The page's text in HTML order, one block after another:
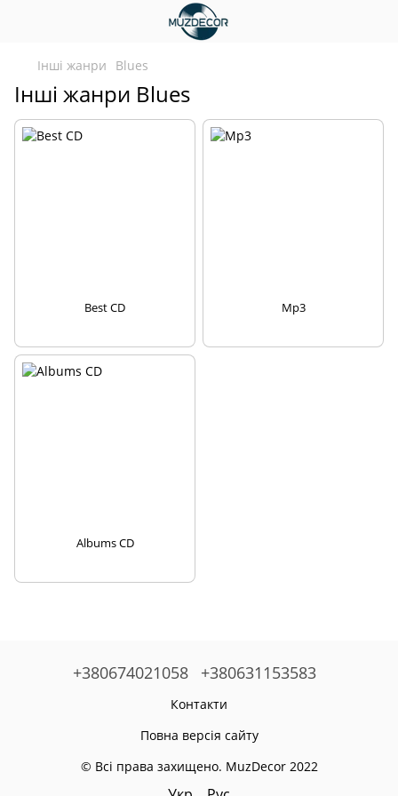
Інші жанри Blues
Інші жанри Blues
Best CD Mp3
Albums CD
+380674021058 +380631153583
Контакти
Повна версія сайту
© Всі права захищено. MuzDecor 2022